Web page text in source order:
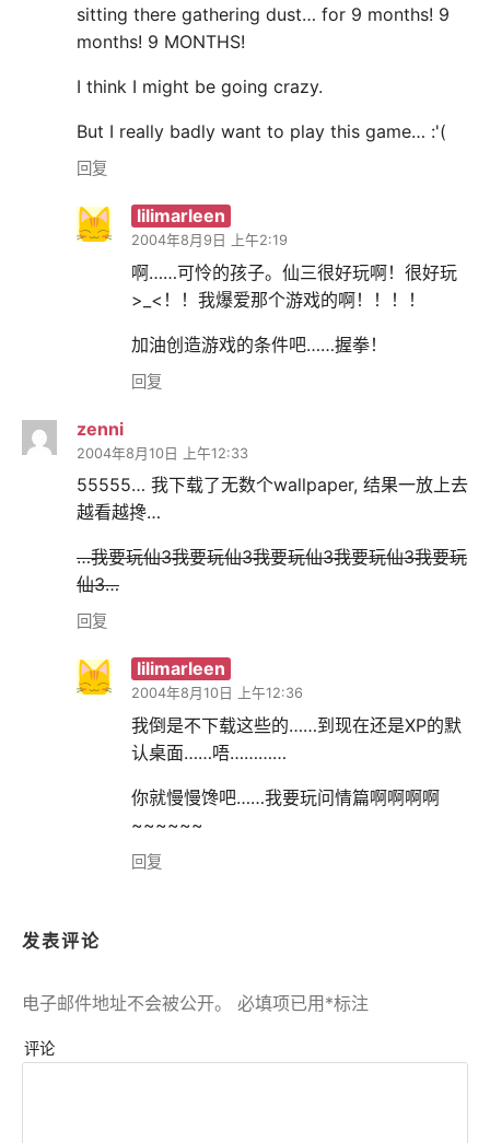
sitting there gathering dust… for 9 months! 9
months! 9 MONTHS!
I think I might be going crazy.
But I really badly want to play this game… :'(
回复
lilimarleen
2004年8月9日 上午2:19
啊……可怜的孩子。仙三很好玩啊！很好玩
>_<！！我爆爱那个游戏的啊！！！！
加油创造游戏的条件吧……握拳！
回复
zenni
2004年8月10日 上午12:33
55555… 我下载了无数个wallpaper, 结果一放上去
越看越搀…
…我要玩仙3我要玩仙3我要玩仙3我要玩仙3我要玩
仙3…
回复
lilimarleen
2004年8月10日 上午12:36
我倒是不下载这些的……到现在还是XP的默
认桌面……唔…………
你就慢慢馋吧……我要玩问情篇啊啊啊啊
~~~~~~
回复
发表评论
电子邮件地址不会被公开。 必填项已用*标注
评论